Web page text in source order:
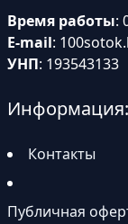
Время работы:
E-mail:
УНП: 193543133
Информация:
Контакты
Публичная